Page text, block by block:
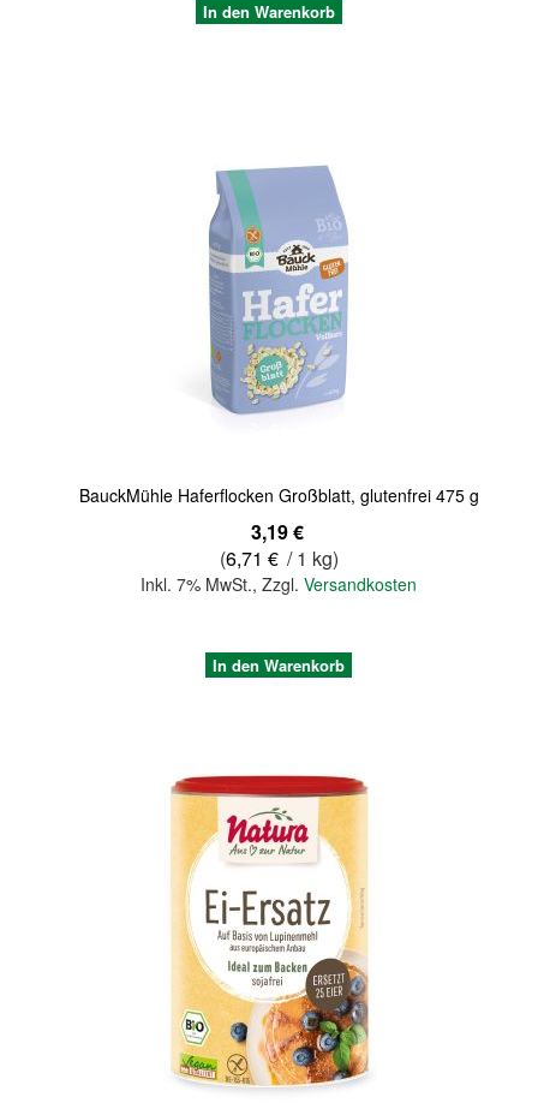
In den Warenkorb
BauckMühle Haferflocken Großblatt, glutenfrei 475 g
3,19 €
(6,71 € / 1 kg)
Inkl. 7% MwSt.,Zzgl.Versandkosten
In den Warenkorb